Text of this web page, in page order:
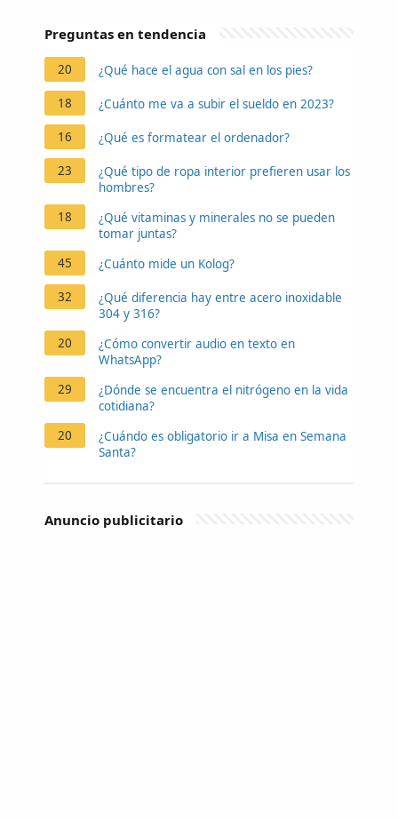
Preguntas en tendencia
20 ¿Qué hace el agua con sal en los pies?
18 ¿Cuánto me va a subir el sueldo en 2023?
16 ¿Qué es formatear el ordenador?
23
¿Qué tipo de ropa interior prefieren usar los
hombres?
18
¿Qué vitaminas y minerales no se pueden
tomar juntas?
45
¿Cuánto mide un Kolog?
32
¿Qué diferencia hay entre acero inoxidable
304 y 316?
20
¿Cómo convertir audio en texto en
WhatsApp?
29
¿Dónde se encuentra el nitrógeno en la vida
cotidiana?
20
¿Cuándo es obligatorio ir a Misa en Semana
Santa?
Anuncio publicitario